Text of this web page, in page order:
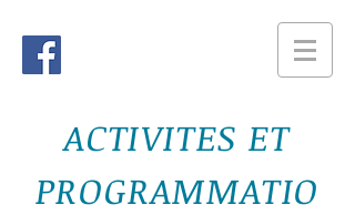
ACTIVITES ET
PROGRAMMATIO